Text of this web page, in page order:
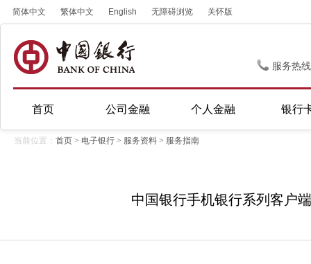
简体中文 繁体中文 English 无障碍浏览 关怀版
服务热
首页 公司金融 个人金融 银行
当前位置： 首页 > 电子银行 > 服务资料 > 服务指南
中国银行手机银行系列客户